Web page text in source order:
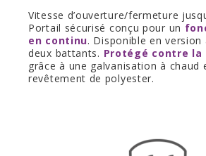
Vitesse d’ouverture/fermeture
Portail sécurisé conçu pour un
en continu. Disponible en version
deux battants. Protégé contre la
grâce à une galvanisation à chaud
revêtement de polyester.